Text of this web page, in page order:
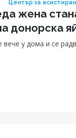
Център за
жена
донорска
у дома и се